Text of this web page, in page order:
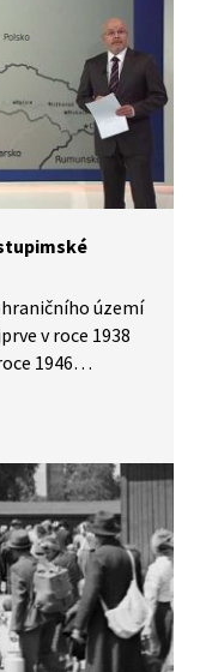
území
v roce 1938
1946